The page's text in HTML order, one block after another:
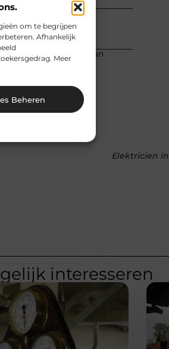
om te begrijpen
Afhankelijk
Meer
Beheren
en presenteren van
Elektricien
interesseren